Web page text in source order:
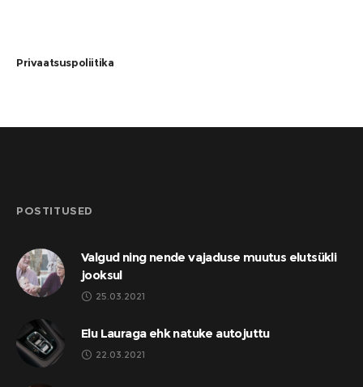
Privaatsuspoliitika
POSTITUSED
Valgud ning nende vajaduse muutus elutsükli
jooksul
25.03.2021
Elu Lauraga ehk natuke autojuttu
22.03.2021